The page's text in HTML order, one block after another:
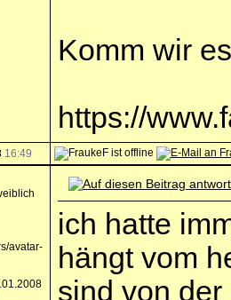
Komm wir
https://
16:49
ich hatte
hängt vom
sind von